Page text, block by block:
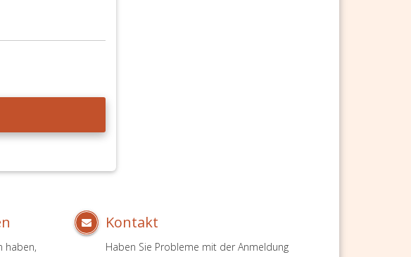
haben,
Kontakt
Haben Sie Probleme mit der Anmeldung